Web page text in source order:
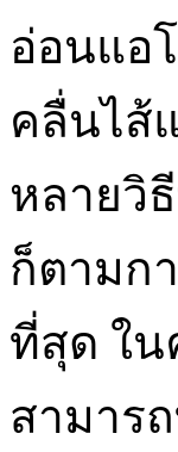
อ่อนแอ
คลื่นไส้
หลายวิ
ก็ตามก
ที่สุด ใน
สามาร